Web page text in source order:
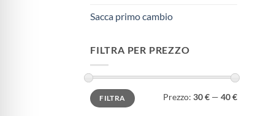
Sacca primo cambio
FILTRA PER PREZZO
Prezzo
Min
Prezzo
MaxFILTRA Prezzo: 30 € — 40 €